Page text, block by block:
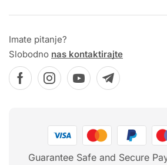
Imate pitanje?
Slobodno nas kontaktirajte
Guarantee Safe and Secure